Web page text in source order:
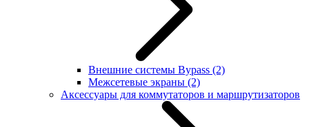
Внешние системы Bypass (2)
Межсетевые экраны (2)
Аксессуары для коммутаторов и маршрутизаторов